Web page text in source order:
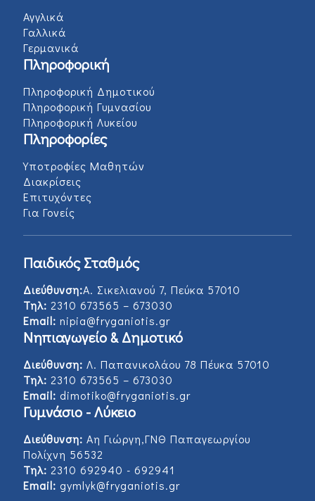
Αγγλικά
Γαλλικά
Γερμανικά
Πληροφορική
Πληροφορική Δημοτικού
Πληροφορική Γυμνασίου
Πληροφορική Λυκείου
Πληροφορίες
Υποτροφίες Μαθητών
Διακρίσεις
Επιτυχόντες
Για Γονείς
Παιδικός Σταθμός
Διεύθυνση:Α. Σικελιανού 7, Πεύκα 57010
Τηλ: 2310 673565 – 673030
Email: nipia@fryganiotis.gr
Νηπιαγωγείο & Δημοτικό
Διεύθυνση: Λ. Παπανικολάου 78 Πέυκα 57010
Τηλ: 2310 673565 – 673030
Email: dimotiko@fryganiotis.gr
Γυμνάσιο - Λύκειο
Διεύθυνση: Αη Γιώργη,ΓΝΘ Παπαγεωργίου
Πολίχνη 56532
Τηλ: 2310 692940 - 692941
Email: gymlyk@fryganiotis.gr